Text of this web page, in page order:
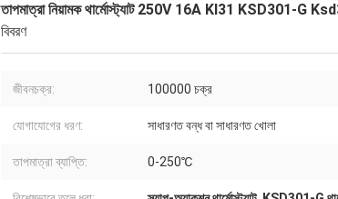
তাপমাত্রা নিয়ামক থার্মোস্ট্যাট 250V 16A KI31 KSD301-G
বিবরণ
জীবনচক্র: 100000 চক্র
যোগাযোগের ধরণ: সাধারণত বন্ধ বা সাধারণত খোলা
তাপমাত্রা ব্যাপ্তি: 0-250℃